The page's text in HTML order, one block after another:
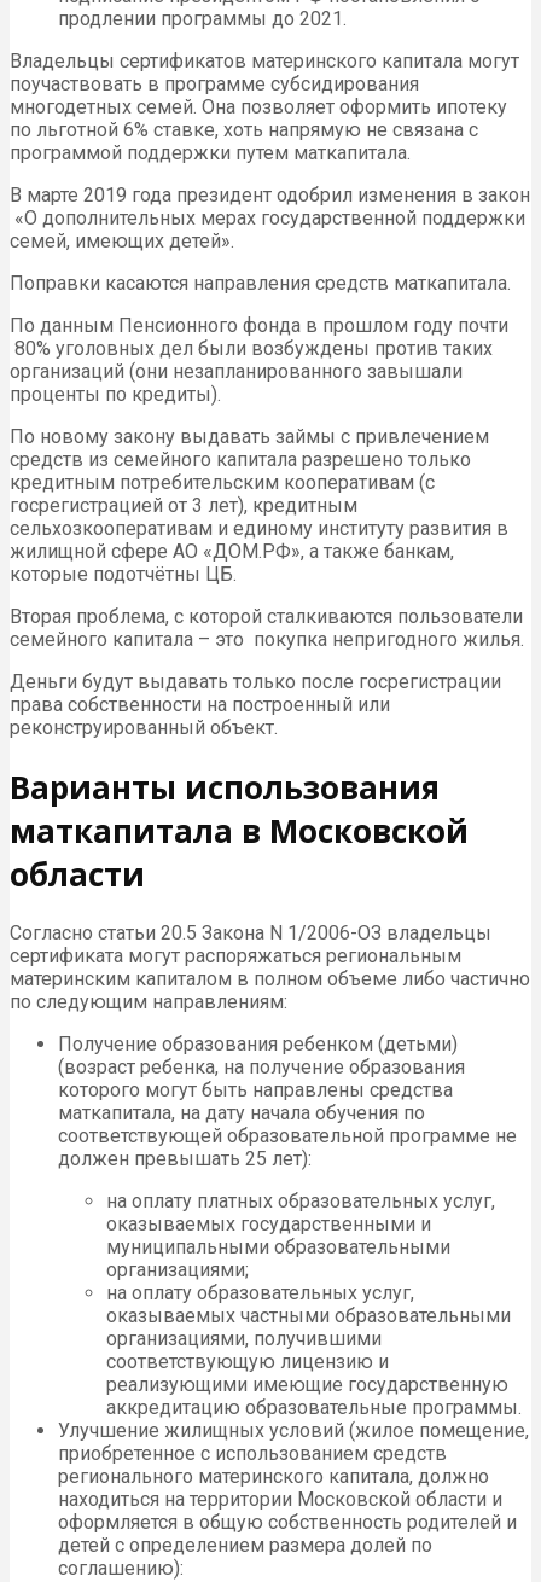
продлении программы до 2021.
Владельцы сертификатов материнского капитала могут
поучаствовать в программе субсидирования
многодетных семей. Она позволяет оформить ипотеку
по льготной 6% ставке, хоть напрямую не связана с
программой поддержки путем маткапитала.
В марте 2019 года президент одобрил изменения в закон
«О дополнительных мерах государственной поддержки
семей, имеющих детей».
Поправки касаются направления средств маткапитала.
По данным Пенсионного фонда в прошлом году почти
80% уголовных дел были возбуждены против таких
организаций (они незапланированного завышали
проценты по кредиты).
По новому закону выдавать займы с привлечением
средств из семейного капитала разрешено только
кредитным потребительским кооперативам (с
госрегистрацией от 3 лет), кредитным
сельхозкооперативам и единому институту развития в
жилищной сфере AO «ДОМ.РФ», а также банкам,
которые подотчётны ЦБ.
Вторая проблема, с которой сталкиваются пользователи
семейного капитала – это покупка непригодного жилья.
Деньги будут выдавать только после госрегистрации
права собственности на построенный или
реконструированный объект.
Варианты использования
маткапитала в Московской
области
Согласно статьи 20.5 Закона N 1/2006-ОЗ владельцы
сертификата могут распоряжаться региональным
материнским капиталом в полном объеме либо частично
по следующим направлениям:
Получение образования ребенком (детьми)
(возраст ребенка, на получение образования
которого могут быть направлены средства
маткапитала, на дату начала обучения по
соответствующей образовательной программе не
должен превышать 25 лет):
на оплату платных образовательных услуг,
оказываемых государственными и
муниципальными образовательными
организациями;
на оплату образовательных услуг,
оказываемых частными образовательными
организациями, получившими
соответствующую лицензию и
реализующими имеющие государственную
аккредитацию образовательные программы.
Улучшение жилищных условий (жилое помещение,
приобретенное с использованием средств
регионального материнского капитала, должно
находиться на территории Московской области и
оформляется в общую собственность родителей и
детей с определением размера долей по
соглашению):